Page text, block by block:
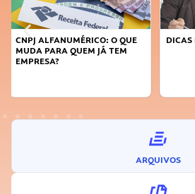
DICAS PARA OBTER CRÉDITO
FAÇA
ARQUIVOS